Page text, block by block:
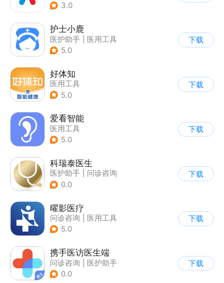
3.0
护士小鹿
医护助手
医用工具
5.0
下载
好体知
医用工具
5.0
下载
爱看智能
医用工具
5.0
下载
科瑞泰医生
医护助手
问诊咨询
0.0
下载
曜影医疗
问诊咨询
医用工具
| 医护助手
5.0
下载
携手医访医生端
问诊咨询
医护助手
| 医院挂号
0.0
下载